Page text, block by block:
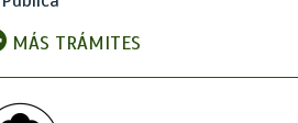
MÁS TRÁMITES